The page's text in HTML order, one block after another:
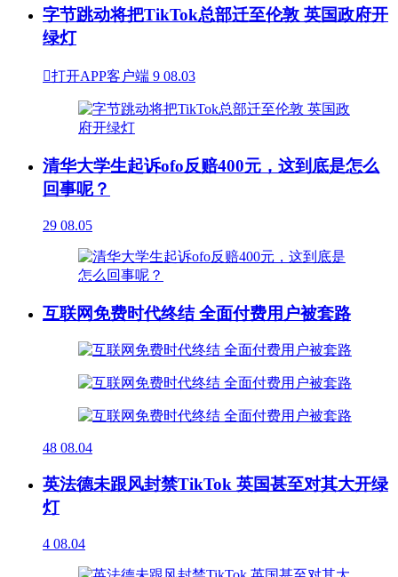
字节跳动将把TikTok总部迁至伦敦 英国政府开
绿灯
打开APP客户端 9 08.03
清华大学生起诉ofo反赔400元，这到底是怎么
回事呢？
29 08.05
互联网免费时代终结 全面付费用户被套路
48 08.04
英法德未跟风封禁TikTok 英国甚至对其大开绿
灯
4 08.04